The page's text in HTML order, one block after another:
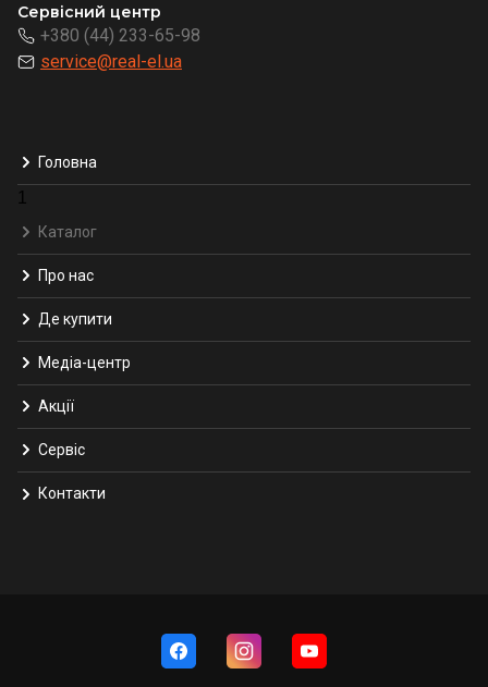
Сервісний центр
+380 (44) 233-65-98
service@real-el.ua
Головна
1
Каталог
Про нас
Де купити
Медіа-центр
Акції
Сервіс
Контакти